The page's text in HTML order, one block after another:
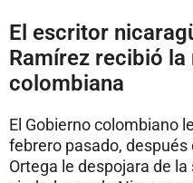
El escritor
Ramírez recibió la
colombiana
El Gobierno colombiano
febrero pasado, después
Ortega le despojara de